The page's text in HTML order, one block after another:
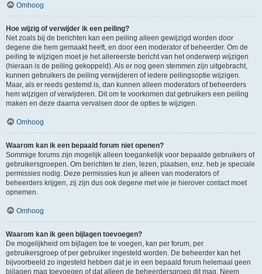
Omhoog
Hoe wijzig of verwijder ik een peiling?
Net zoals bij de berichten kan een peiling alleen gewijzigd worden door
degene die hem gemaakt heeft, en door een moderator of beheerder. Om de
peiling te wijzigen moet je het allereerste bericht van het onderwerp wijzigen
(hieraan is de peiling gekoppeld). Als er nog geen stemmen zijn uitgebracht,
kunnen gebruikers de peiling verwijderen of iedere peilingsoptie wijzigen.
Maar, als er reeds gestemd is, dan kunnen alleen moderators of beheerders
hem wijzigen of verwijderen. Dit om te voorkomen dat gebruikers een peiling
maken en deze daarna vervalsen door de opties te wijzigen.
Omhoog
Waarom kan ik een bepaald forum niet openen?
Sommige forums zijn mogelijk alleen toegankelijk voor bepaalde gebruikers of
gebruikersgroepen. Om berichten te zien, lezen, plaatsen, enz. heb je speciale
permissies nodig. Deze permissies kun je alleen van moderators of
beheerders krijgen, zij zijn dus ook degene met wie je hierover contact moet
opnemen.
Omhoog
Waarom kan ik geen bijlagen toevoegen?
De mogelijkheid om bijlagen toe te voegen, kan per forum, per
gebruikersgroep of per gebruiker ingesteld worden. De beheerder kan het
bijvoorbeeld zo ingesteld hebben dat je in een bepaald forum helemaal geen
bijlagen mag toevoegen of dat alleen de beheerdersgroep dit mag. Neem